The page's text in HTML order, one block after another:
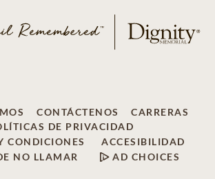
CONTÁCTENOS
CARRERAS
DE PRIVACIDAD
CONDICIONES
ACCESIBILIDAD
NO LLAMAR
AD CHOICES